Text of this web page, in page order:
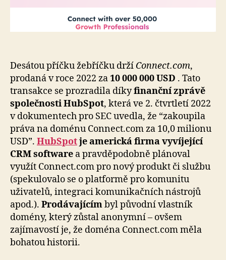
Desátou příčku žebříčku drží Connect.com,
prodaná v roce 2022 za10 000 000 USD . Tato
transakce se prozradila díkyfinanční zprávě
společnosti HubSpot, která ve 2. čtvrtletí 2022
v dokumentech pro SEC uvedla, že “zakoupila
práva na doménu Connect.com za 10,0 milionu
USD”. HubSpotje americká firma vyvíjející
CRM software a pravděpodobně plánoval
využít Connect.com pro nový produkt či službu
(spekulovalo se o platformě pro komunitu
uživatelů, integraci komunikačních nástrojů
apod.). Prodávajícímbyl původní vlastník
domény, který zůstal anonymní – ovšem
zajímavostí je, že doména Connect.com měla
bohatou historii.